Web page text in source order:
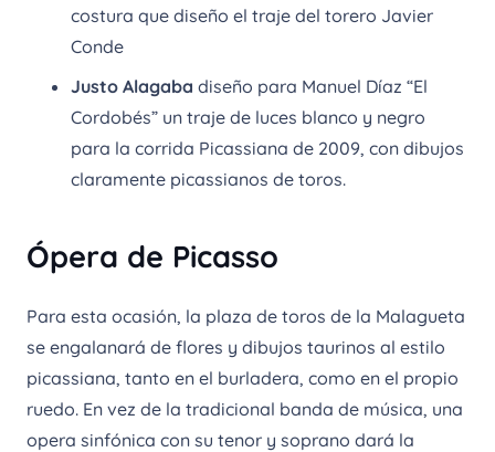
costura que diseño el traje del torero Javier
Conde
Justo Alagaba diseño para Manuel Díaz “El
Cordobés” un traje de luces blanco y negro
para la corrida Picassiana de 2009, con dibujos
claramente picassianos de toros.
Ópera de Picasso
Para esta ocasión, la plaza de toros de la Malagueta
se engalanará de flores y dibujos taurinos al estilo
picassiana, tanto en el burladera, como en el propio
ruedo. En vez de la tradicional banda de música, una
opera sinfónica con su tenor y soprano dará la